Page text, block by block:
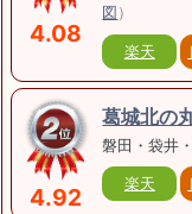
4.08
図）
楽天
4.92
葛城北の
磐田・袋井
楽天